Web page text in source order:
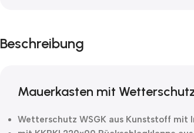
Beschreibung
Mauerkasten mit
Wetterschutz WSGK aus Kunststoff mit